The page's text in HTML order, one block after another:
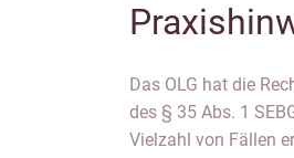
Das OLG hat die
des § 35 Abs. 1
Vielzahl von Fällen
ob die SE hier in